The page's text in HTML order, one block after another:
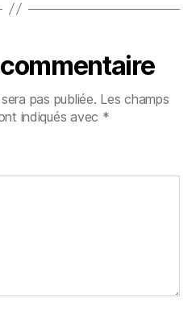
pas publiée. Les champs
indiqués avec *